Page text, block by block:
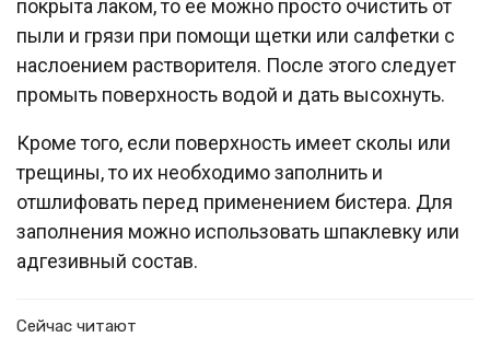
покрыта лаком, то ее можно просто очистить от
пыли и грязи при помощи щетки или салфетки с
наслоением растворителя. После этого следует
промыть поверхность водой и дать высохнуть.
Кроме того, если поверхность имеет сколы или
трещины, то их необходимо заполнить и
отшлифовать перед применением бистера. Для
заполнения можно использовать шпаклевку или
адгезивный состав.
Сейчас читают